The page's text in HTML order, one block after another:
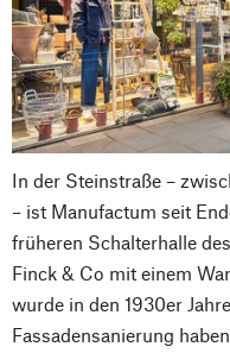
In der Steinstraße –
– ist Manufactum seit
früheren Schalterhalle
Finck & Co mit einem
wurde in den 1930er
Fassadensanierung